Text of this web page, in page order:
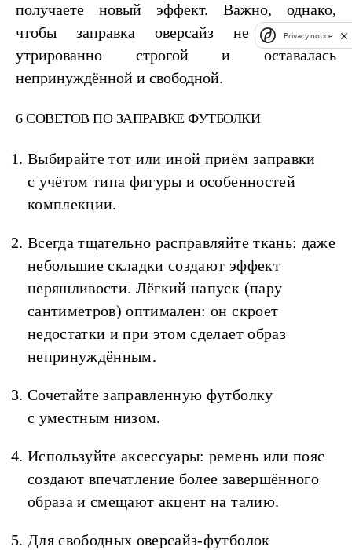
получаете новый эффект. Важно, однако,
чтобы заправка оверсайз не выглядела
утрированно строгой и оставалась
непринуждённой и свободной.
6 СОВЕТОВ ПО ЗАПРАВКЕ ФУТБОЛКИ
Выбирайте тот или иной приём заправки
с учётом типа фигуры и особенностей
комплекции.
Всегда тщательно расправляйте ткань: даже
небольшие складки создают эффект
неряшливости. Лёгкий напуск (пару
сантиметров) оптимален: он скроет
недостатки и при этом сделает образ
непринуждённым.
Сочетайте заправленную футболку
с уместным низом.
Используйте аксессуары: ремень или пояс
создают впечатление более завершённого
образа и смещают акцент на талию.
Для свободных оверсайз-футболок
Privacy notice